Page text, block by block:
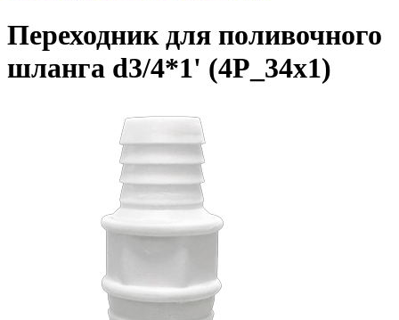
Переходник для поливочного
шланга d3/4*1' (4P_34x1)